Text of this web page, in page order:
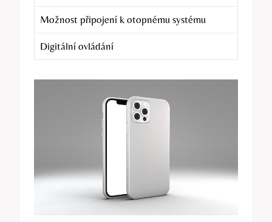
Možnost připojení k otopnému systému
Digitální ovládání